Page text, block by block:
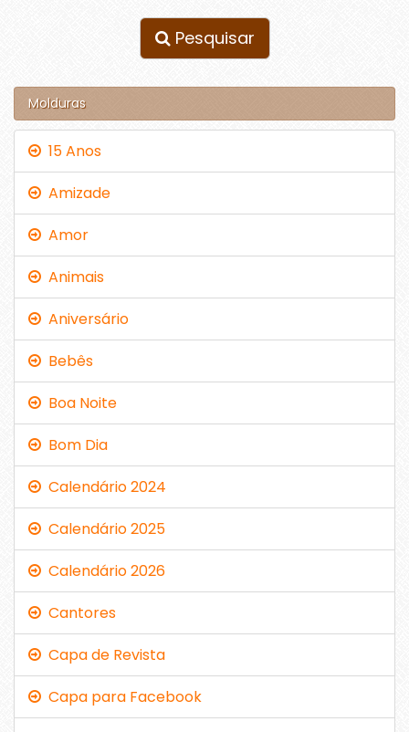
Pesquisar
Molduras
15 Anos
Amizade
Amor
Animais
Aniversário
Bebês
Boa Noite
Bom Dia
Calendário 2024
Calendário 2025
Calendário 2026
Cantores
Capa de Revista
Capa para Facebook